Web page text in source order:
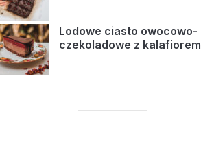
Lodowe ciasto owocowo-
czekoladowe z kalafiorem